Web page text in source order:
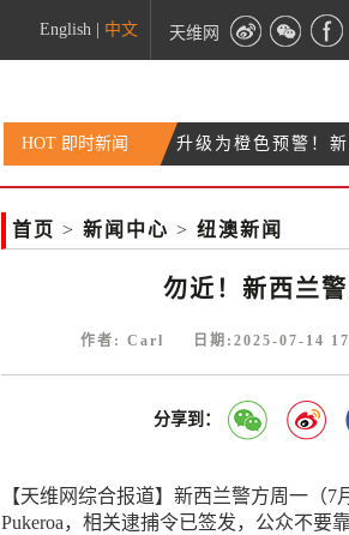
English 中文 天维网
HOT 即时新闻
升级为橙色预警！
“无法回头！”新西
灾难
首页 > 新闻中心 > 纽澳新闻
勿近！新西兰
作者: Carl 日期:2025-07-14
分享到：
【天维网综合报道】新西兰警方周一（
Pukeroa，相关逮捕令已签发，公众不要